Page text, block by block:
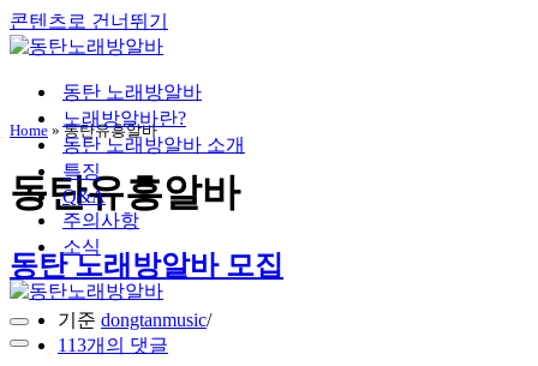
콘텐츠로 건너뛰기
동탄 노래방알바
노래방알바란?
동탄 노래방알바 소개
특징
Q&A
주의사항
소식
내
비
내
Home »동탄유흥알바
동탄유흥알바
동탄 노래방알바 모집
기준 dongtanmusic
113개의 댓글